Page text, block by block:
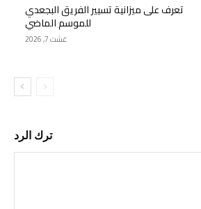
تعرف على ميزانية تسيير الفريق البجعدي
للموسم الماضي
غشت 7, 2026
ترك الرد